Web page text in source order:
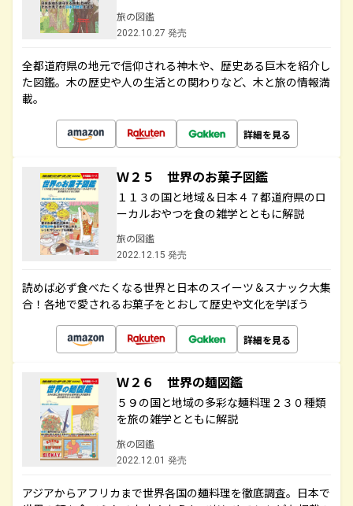
旅の図鑑
2022.10.27 発売
全都道府県の地元で信仰される神木や、歴史ある巨木を紹介し
た図鑑。木の歴史や人の生活との関わりなど、木と旅の情報満
載。
詳細を見る
Ｗ２５ 世界のお菓子図鑑
１１３の国と地域＆日本４７都道府県のロ
ーカルおやつを食の雑学とともに解説
旅の図鑑
2022.12.15 発売
読めば必ず食べたくなる世界と日本のスイーツ＆スナック大集
合！各地で愛されるお菓子をとおして歴史や文化を学ぼう
詳細を見る
Ｗ２６ 世界の麺図鑑
５９の国と地域の多彩な麺料理２３０種類
を旅の雑学とともに解説
旅の図鑑
2022.12.01 発売
アジアからアフリカまで世界各国の麺料理を徹底調査。日本で